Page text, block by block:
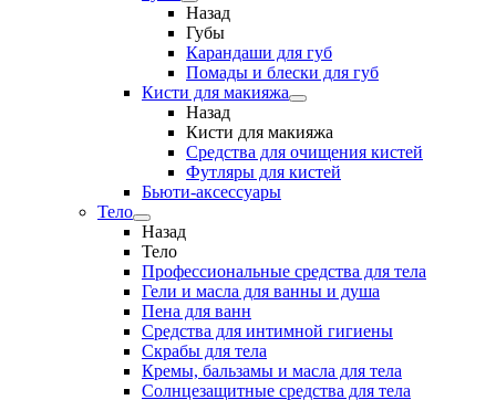
Назад
Губы
Карандаши для губ
Помады и блески для губ
Кисти для макияжа
Назад
Кисти для макияжа
Средства для очищения кистей
Футляры для кистей
Бьюти-аксессуары
Тело
Назад
Тело
Профессиональные средства для тела
Гели и масла для ванны и душа
Пена для ванн
Средства для интимной гигиены
Скрабы для тела
Кремы, бальзамы и масла для тела
Солнцезащитные средства для тела